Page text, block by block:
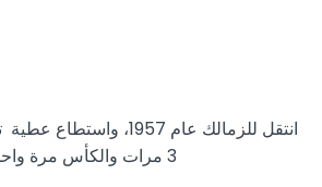
انتقل للزمالك عام 1957،
3 مرات والكأس مرة واحدة،